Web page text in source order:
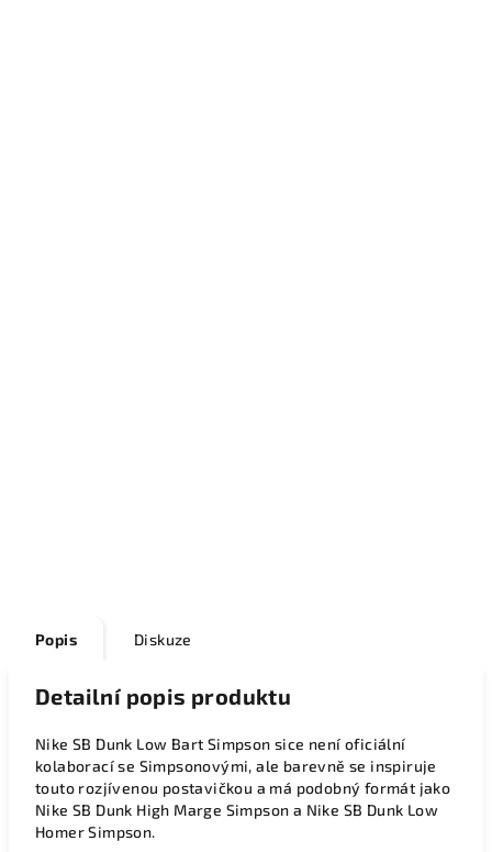
Popis Diskuze
Detailní popis produktu
Nike SB Dunk Low Bart Simpson sice není oficiální
kolaborací se Simpsonovými, ale barevně se inspiruje
touto rozjívenou postavičkou a má podobný formát jako
Nike SB Dunk High Marge Simpson a Nike SB Dunk Low
Homer Simpson.